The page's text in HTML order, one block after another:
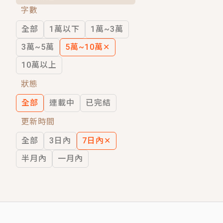
穿越｜《穿越遠古後成了野人娘子》你
字數
全部
1萬以下
1萬~3萬
3萬~5萬
5萬~10萬 ✕
10萬以上
狀態
全部
連載中
已完結
更新時間
全部
3日內 7日內 ✕
半月內
一月內